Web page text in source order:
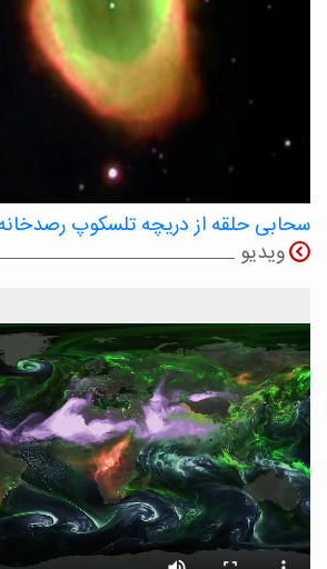
سحابی حلقه از دریچه تلسکوپ
ویدیو